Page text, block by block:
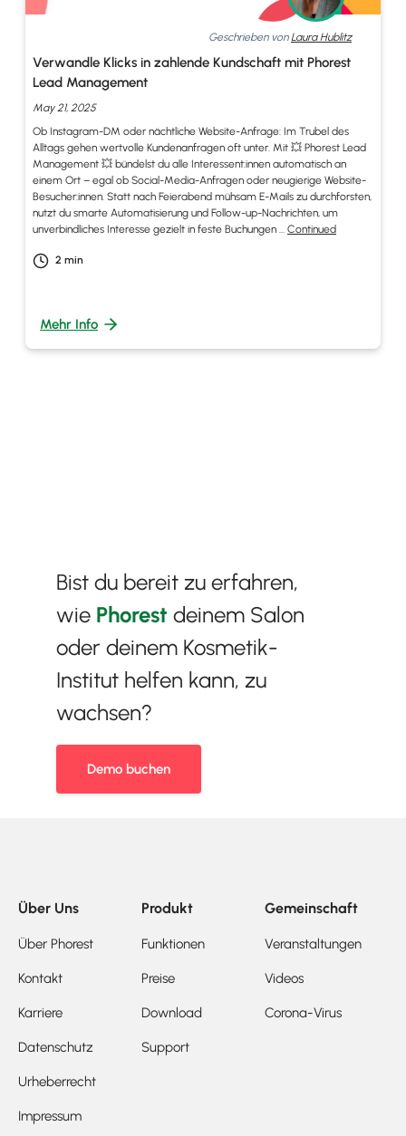
Geschrieben von Laura Hublitz
Verwandle Klicks in zahlende Kundschaft mit Phorest
Lead Management
May 21, 2025
Ob Instagram-DM oder nächtliche Website-Anfrage: Im Trubel des
Alltags gehen wertvolle Kundenanfragen oft unter. Mit 💥 Phorest Lead
Management 💥 bündelst du alle Interessent:innen automatisch an
einem Ort – egal ob Social-Media-Anfragen oder neugierige Website-
Besucher:innen. Statt nach Feierabend mühsam E-Mails zu durchforsten,
nutzt du smarte Automatisierung und Follow-up-Nachrichten, um
unverbindliches Interesse gezielt in feste Buchungen … Continued
2 min
Mehr Info
Bist du bereit zu erfahren,
wie Phorest deinem Salon
oder deinem Kosmetik-
Institut helfen kann, zu
wachsen?
Demo buchen
Über Uns
Über Phorest
Kontakt
Karriere
Datenschutz
Urheberrecht
Impressum
Produkt
Funktionen
Preise
Download
Support
Gemeinschaft
Veranstaltungen
Videos
Corona-Virus